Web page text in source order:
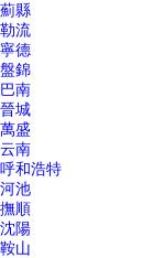
薊縣
勒流
寧德
盤錦
巴南
晉城
萬盛
云南
呼和浩特
河池
撫順
沈陽
鞍山